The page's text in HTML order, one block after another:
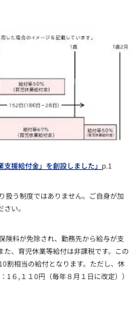
援給付金」を創設しました」 p.1
扱う制度ではありません。ご自身が加
い。
険料が免除され、勤務先から給与が支
、育児休業等給付は非課税です。この
割相当の給付となります。ただし、休
６,１１0円（毎年８月１日に改定））